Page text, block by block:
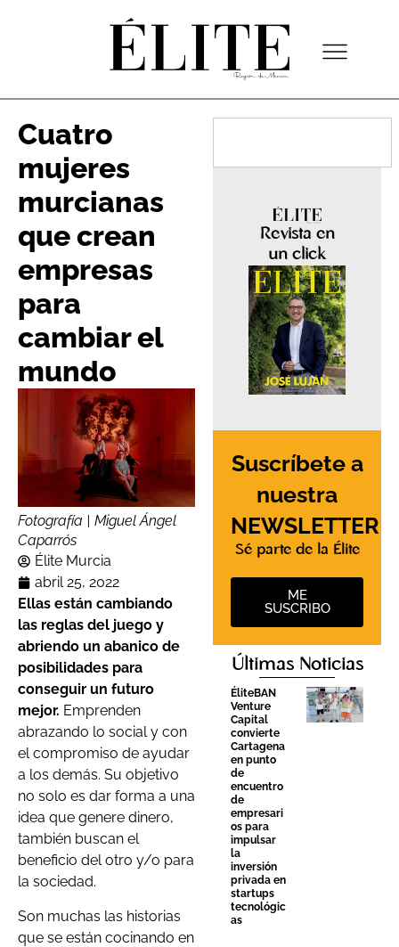
Cuatro
mujeres
murcianas
que crean
empresas
para
cambiar el
mundo
Fotografía | Miguel Ángel
Caparrós
Élite Murcia
abril 25, 2022
Ellas están cambiando
las reglas del juego y
abriendo un abanico de
posibilidades para
conseguir un futuro
mejor. Emprenden
abrazando lo social y con
el compromiso de ayudar
a los demás. Su objetivo
no solo es dar forma a una
idea que genere dinero,
también buscan el
beneficio del otro y/o para
la sociedad.
Son muchas las historias
que se están cocinando en
Revista en
un click
Suscríbete a
nuestra
NEWSLETTER
Sé parte de la Élite
ME
SUSCRIBO
Últimas Noticias
ÉliteBAN
Venture
Capital
convierte
Cartagena
en punto
de
encuentro
de
empresari
os para
impulsar
la
inversión
privada en
startups
tecnológic
as